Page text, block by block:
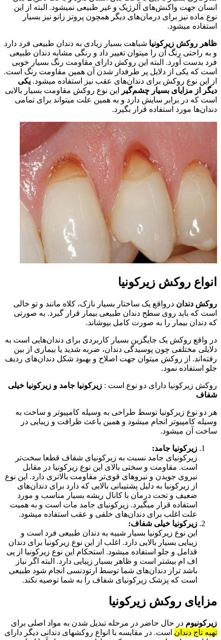
انسان جهت واکنش‌های آلرژیک و غیر طبیعی نمیشود. البته از این
نوع ماده نیز برای درمان‌های دیگر همچون پروتز زانو نیز بسیار
استفاده میشود.
ظاهر روکش زیرکونیا شباهت بسیار زیادی به دندان طبیعی فرد دارد
و به راحتی رنگ آن را میتوان تغییر داد و رنگی مشابه دندان طبیعی
فرد بدست آورد. البته این روکش دارای مقاومت رنگ بسیار خوبی
است که یکی از دلایل پر طرفدار شدن آن همین مقاومت رنگ است.
از این نوع روکش برای دندان‌های عقب نیز استفاده میشود. یکی
دیگر از مزایای بسیار چشم‌گیر
این نوع روکش مقاومت بسیار بالایی
است که در برابر سایش دارد و به همین علت میتواند برای تمامی
دندان‌ها مورد استفاده قرار بگیرد.
انواع روکش زیرکونیا
روکش دندان درواقع یک ساختار بسیار نازک، کلاه مانند و تو خالی
است که باید روی سطح دندان طبیعی بیمار قرار گیرد. به صورتی
که دندان بیمار را به صورت کامل بپوشاند.
در واقع روکش یک جایگزین بسیار کاربردی برای دندان‌هایی است به
دلایلی مختلفی چون پوسیدگی دندان، ضربه شدید یا بیماری از بین
رفته‌اند. از روکش میتوان جهت اصلاح و بهبود شکل دندان‌های ردیف
جلو استفاده نمود.
روکش زیرکونیا دارای دو نوع است : زیرکونیا جامد و زیرکونیا خیلی
شفاف
هر دو نوع زیرکونیا توسط طراحی به وسیله کامپیوتر و ساخت به
وسیله کامپیوتر انجام میشود و همین باعث ظرافت و زیبایی در
ساخت آن میشود.
زیرکونیا جامد:
زیرکونیای جامد نسبت به زیرکونیای شفاف قطعا سخت‌تر
است. مقاومت و سختی بالای این نوع زیرکونیا در مقابل
نیروی جویدن و نیروهای قوی‌تر مقاومت بالاتری دارد. این نوع
از زیرکونیا به دلیل پشتیبانی بالایی که دارد برای دندان‌های
ضعیف و تحت درمان با کانال ریشه بسیار مناسب و مورد
استفاده قرار میگیرد. زیرکونیای جامد مات است و به همیت
علت اغلب برای دندان‌های خلفی و عقب استفاده میشود.
زیرکونیا خیلی شفاف:
این نوع زیرکونیا بسیار شبیه به دندان طبیعی فرد است و
زیبایی بسیار بالایی دارد. اغلب از این نوع زیرکونیا برای دندان
قدامل و جلو استفاده میشود. استحکام این نوع زیرکونیا از پی
اف ام بیشتر است و ظاهر بسیار زیبایی دارد. البته اگر نیاز
باشد تراز دندان‌های شما توسط ارتودنسی انجام شود طبیعی
است که پزشک زیرکونیای شفاف را به شما توصیه نکند.
مزایای روکش زیرکونیا
زیرکونیوم در حال حاضر در مرحله تبدیل شدن به مواد اصلی برای
تهیه تاج دندان است. در مقایسه با انواع روکشهای دندانی دیگر دارای